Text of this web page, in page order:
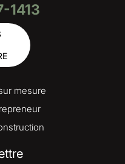
1413
mesure